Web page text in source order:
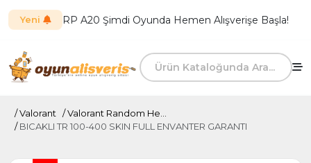
Yeni RP A20 Şimdi Oyunda Hemen Alışverişe Başla!
Valorant
Valorant Random He...
BICAKLI TR 100-400 SKIN FULL ENVANTER GARANTI